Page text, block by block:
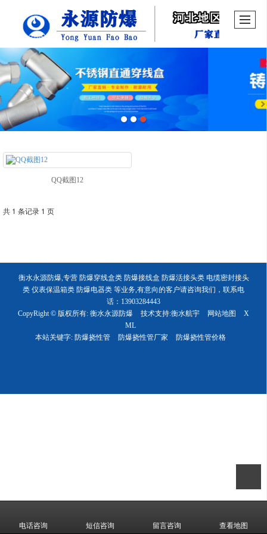
QQ截图12
共 1 条记录 1 页
衡水永源防爆,专营 防爆穿线盒类 防爆接线盒 防爆活接头类 电缆密封接头
类 仪表保温箱类 防爆电器类 等业务,有意向的客户请咨询我们，联系电
话：13903284443
CopyRight © 版权所有: 衡水永源防爆 技术支持:衡水航宇 网站地图
X
ML
本站关键字: 防爆挠性管 防爆挠性管厂家 防爆挠性管价格
电话咨询 短信咨询 留言咨询 查看地图